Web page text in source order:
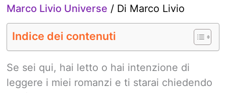
Marco Livio Universe / Di Marco Livio
Indice dei contenuti
Se sei qui, hai letto o hai intenzione di
leggere i miei romanzi e ti starai chiedendo